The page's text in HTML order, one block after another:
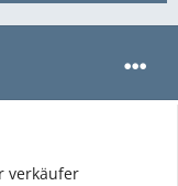
verkäufer